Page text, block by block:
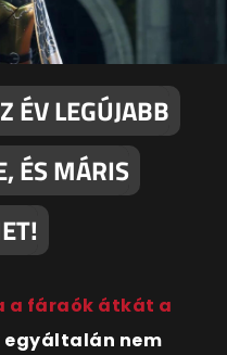
ÉV LEGÚJABB
ÉS MÁRIS
a fáraók átkát a
egyáltalán nem